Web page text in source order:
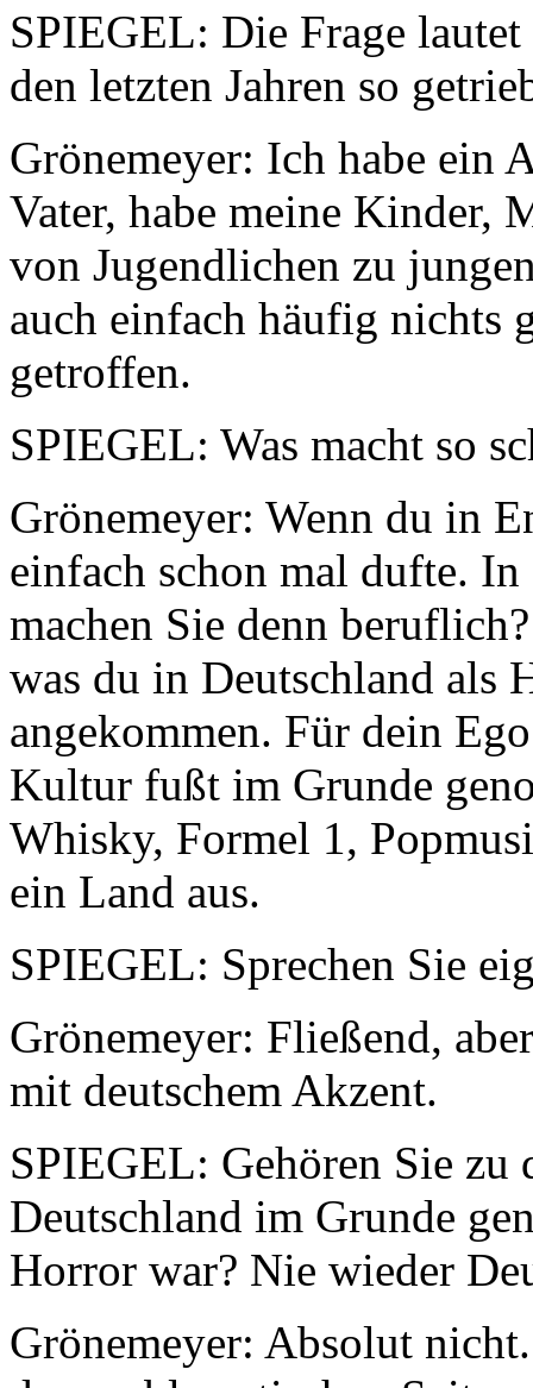
SPIEGEL: Die Frage
den letzten Jahren so
Grönemeyer: Ich habe ein
Vater, habe meine Kinder,
von Jugendlichen zu
auch einfach häufig nichts
getroffen.
SPIEGEL: Was macht so
Grönemeyer: Wenn du in
einfach schon mal dufte.
machen Sie denn
was du in Deutschland als
angekommen. Für dein
Kultur fußt im Grunde
Whisky, Formel 1,
ein Land aus.
SPIEGEL: Sprechen Sie
Grönemeyer: Fließend,
mit deutschem Akzent.
SPIEGEL: Gehören Sie zu
Deutschland im Grunde
Horror war? Nie wieder
Grönemeyer: Absolut